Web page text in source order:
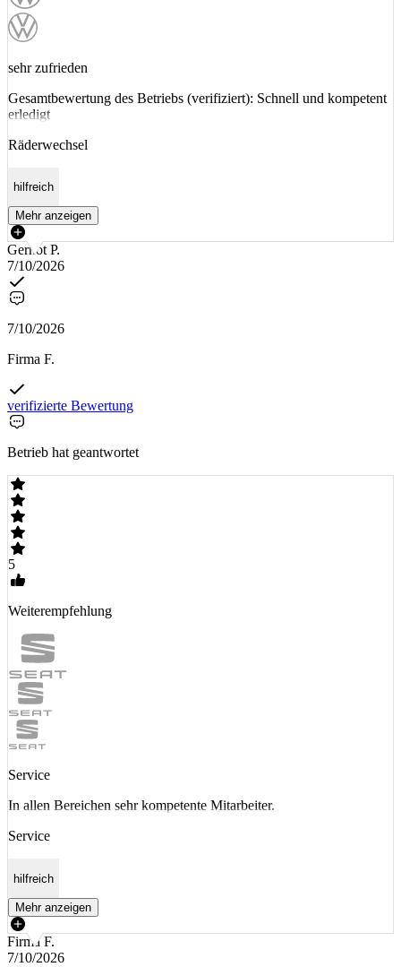
sehr zufrieden
Gesamtbewertung des Betriebs (verifiziert): Schnell und kompetent
erledigt
Räderwechsel
hilfreich
Mehr anzeigen
Gernot P.
7/10/2026
7/10/2026
Firma F.
verifizierte Bewertung
Betrieb hat geantwortet
5
Weiterempfehlung
Service
In allen Bereichen sehr kompetente Mitarbeiter.
Service
hilfreich
Mehr anzeigen
Firma F.
7/10/2026